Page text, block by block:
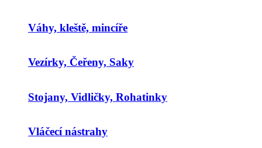
Váhy, kleště, mincíře
Vezírky, Čeřeny, Saky
Stojany, Vidličky, Rohatinky
Vláčecí nástrahy